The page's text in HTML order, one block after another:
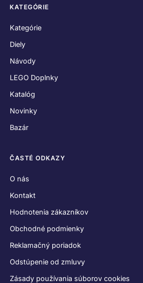
KATEGÓRIE
Kategórie
Diely
Návody
LEGO Doplnky
Katalóg
Novinky
Bazár
ČASTÉ ODKAZY
O nás
Kontakt
Hodnotenia zákazníkov
Obchodné podmienky
Reklamačný poriadok
Odstúpenie od zmluvy
Zásady používania súborov cookies